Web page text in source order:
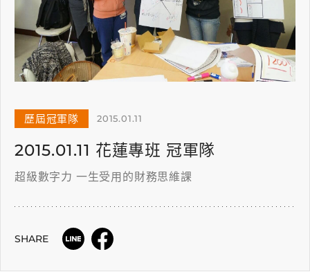
歷屆冠軍隊 2015.01.11
2015.01.11 花蓮專班 冠軍隊
超級數字力 一生受用的財務思維課
SHARE